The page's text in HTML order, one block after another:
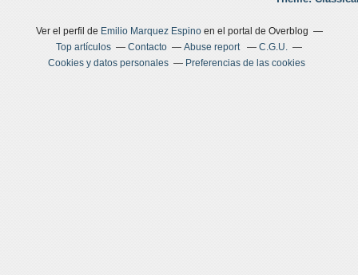
Ver el perfil de Emilio Marquez Espinoen el portal de Overblog
Top artículos
Contacto Abuse report
C.G.U.
Cookies y datos personales
Preferencias de las cookies